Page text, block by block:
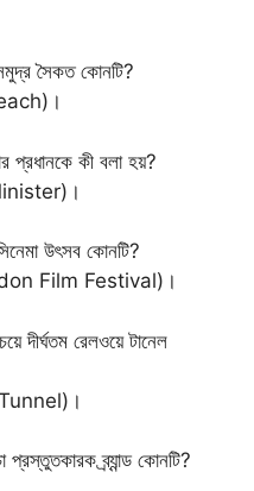
সমুদ্র সৈকত কোনটি?
প্রধানকে কী বলা হয়?
উৎসব কোনটি?
Film Festival)।
দীর্ঘতম রেলওয়ে টানেল
Tunnel)।
প্রস্তুতকারক ব্র্যান্ড কোনটি?